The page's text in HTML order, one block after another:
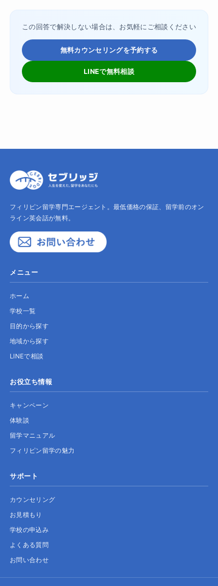
この回答で解決しない場合は、お気軽にご相談ください
無料カウンセリングを予約する
LINEで無料相談
フィリピン留学専門エージェント。最低価格の保証、留学前のオン
ライン英会話が無料。
メニュー
ホーム
学校一覧
目的から探す
地域から探す
LINEで相談
お役立ち情報
キャンペーン
体験談
留学マニュアル
フィリピン留学の魅力
サポート
カウンセリング
お見積もり
学校の申込み
よくある質問
お問い合わせ